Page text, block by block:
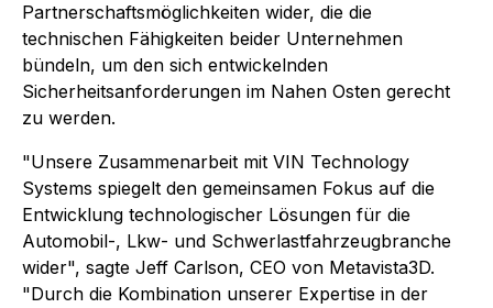
Partnerschaftsmöglichkeiten wider, die die
technischen Fähigkeiten beider Unternehmen
bündeln, um den sich entwickelnden
Sicherheitsanforderungen im Nahen Osten gerecht
zu werden.
"Unsere Zusammenarbeit mit VIN Technology
Systems spiegelt den gemeinsamen Fokus auf die
Entwicklung technologischer Lösungen für die
Automobil-, Lkw- und Schwerlastfahrzeugbranche
wider", sagte Jeff Carlson, CEO von Metavista3D.
"Durch die Kombination unserer Expertise in der